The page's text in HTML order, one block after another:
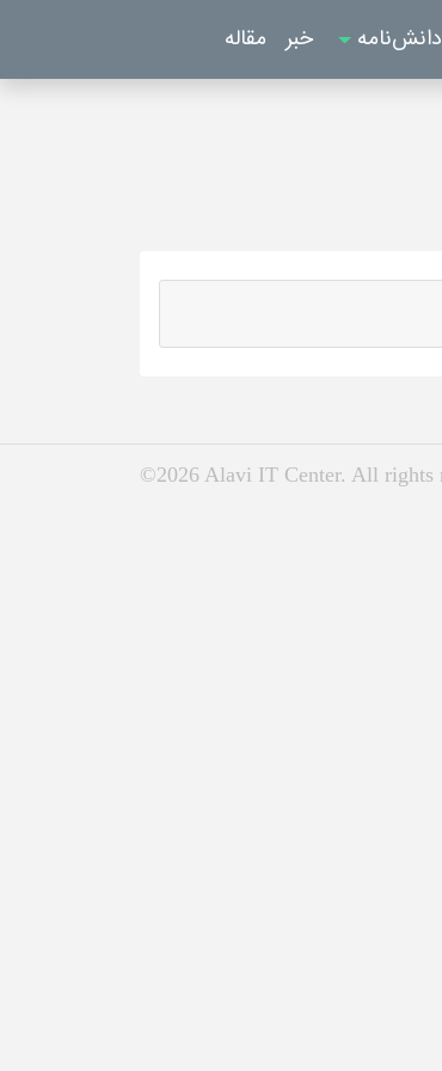
دانش‌نامه خبر مقاله
©2026 Alavi IT Center. All rights